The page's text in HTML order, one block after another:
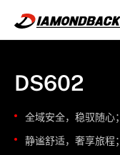
DS602
全域安全，稳驭随心；
静谧舒适，奢享旅程；